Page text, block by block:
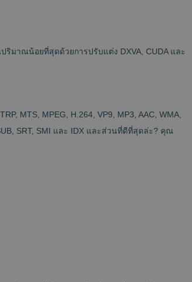
มาณน้อยที่สุดด้วยการปรับแต่ง DXVA, CUDA และ
MTS, MPEG, H.264, VP9, MP3, AAC, WMA,
SRT, SMI และ IDX และส่วนที่ดีที่สุดล่ะ? คุณ